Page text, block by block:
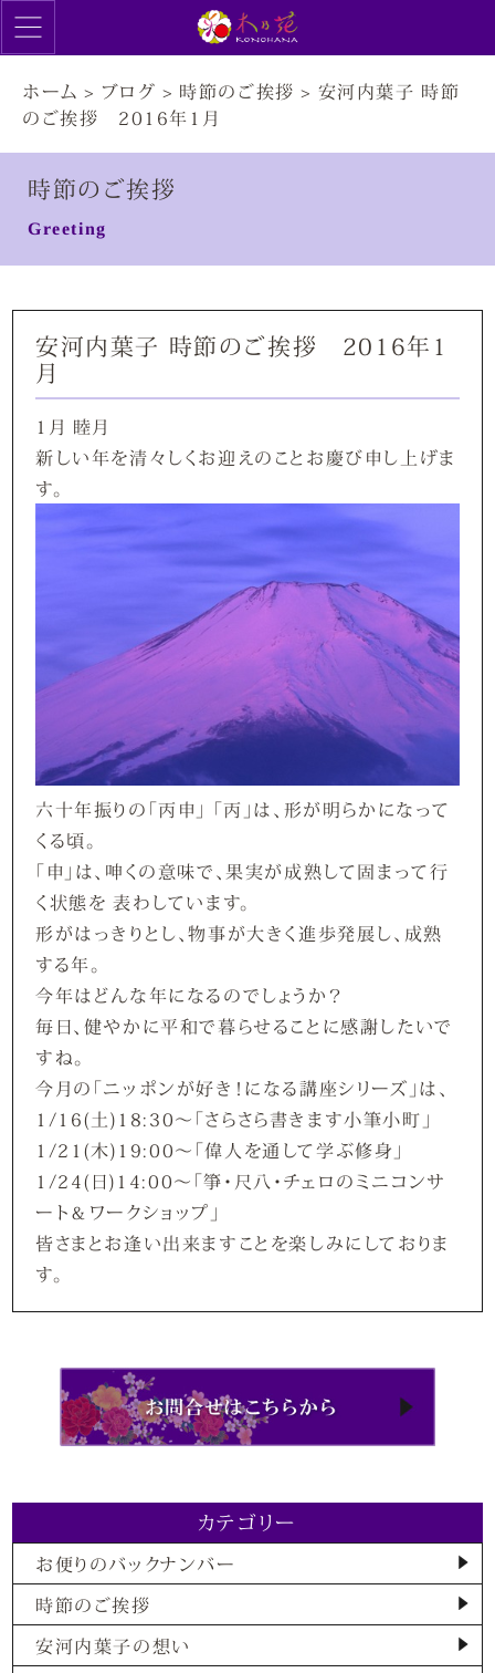
ホーム > ブログ > 時節のご挨拶 > 安河内葉子 時節
のご挨拶 2016年1月
時節のご挨拶
Greeting
安河内葉子 時節のご挨拶 2016年1
月
1月 睦月
新しい年を清々しくお迎えのことお慶び申し上げま
す。
六十年振りの「丙申」 「丙」は、形が明らかになって
くる頃。
「申」は、呻くの意味で、果実が成熟して固まって行
く状態を 表わしています。
形がはっきりとし、物事が大きく進歩発展し、成熟
する年。
今年はどんな年になるのでしょうか？
毎日、健やかに平和で暮らせることに感謝したいで
すね。
今月の「ニッポンが好き！になる講座シリーズ」は、
1/16(土)18:30～「さらさら書きます小筆小町」
1/21(木)19:00～「偉人を通して学ぶ修身」
1/24(日)14:00～「箏・尺八・チェロのミニコンサ
ート＆ワークショップ」
皆さまとお逢い出来ますことを楽しみにしておりま
す。
カテゴリー
お便りのバックナンバー
時節のご挨拶
安河内葉子の想い